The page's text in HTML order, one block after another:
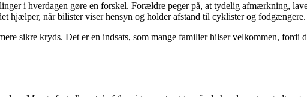
i hverdagen gøre en forskel. Forældre peger på, at tydelig afmærkning,
hjælper, når bilister viser hensyn og holder afstand til cyklister og fodgængere.
sikre kryds. Det er en indsats, som mange familier hilser velkommen, fordi